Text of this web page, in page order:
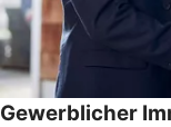
Gewerblicher